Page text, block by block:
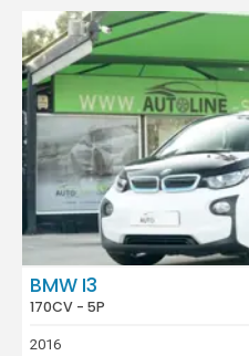
BMW I3
170CV - 5P
2016